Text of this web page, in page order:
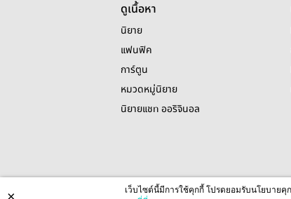
ดูเนื้อหา
นิยาย
แฟนฟิค
การ์ตูน
หมวดหมู่นิยาย
นิยายแชท ออริจินอล
เว็บไซต์นี้มีการใช้คุกกี้ โปรดยอมรับนโยบาย